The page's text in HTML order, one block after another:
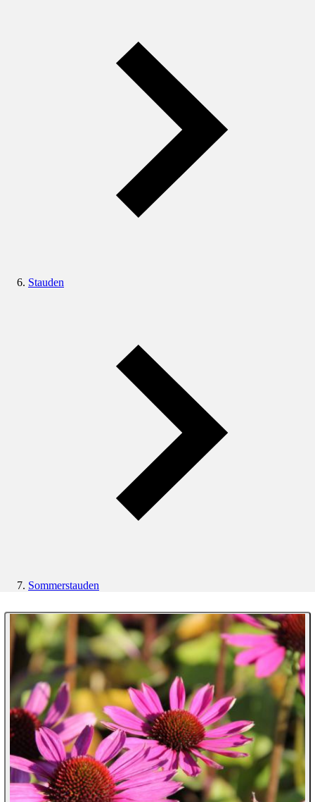
Stauden
Sommerstauden